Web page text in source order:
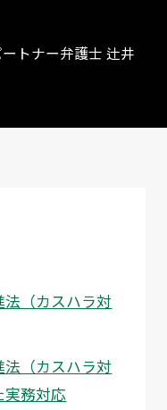
トナー弁護士 辻井
（カスハラ対
（カスハラ対
務対応